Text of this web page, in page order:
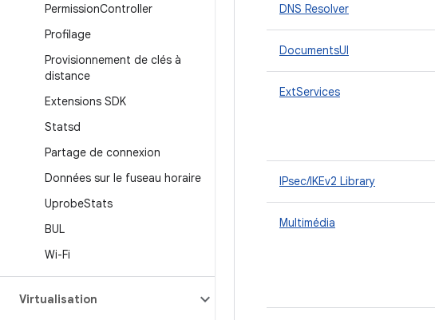
PermissionController
Profilage
Provisionnement de clés à
distance
Extensions SDK
Statsd
Partage de connexion
Données sur le fuseau horaire
UprobeStats
BUL
Wi-Fi
Virtualisation
DNS Resolver
DocumentsUI
ExtServices
IPsec/IKEv2 Library
Multimédia